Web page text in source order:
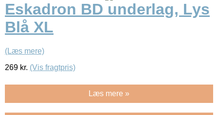
Eskadron BD underlag, Lys
Blå XL
(Læs mere)
269 kr. (Vis fragtpris)
Læs mere »